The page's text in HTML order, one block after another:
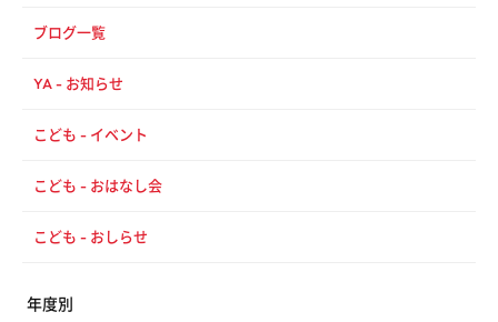
ブログ一覧
YA - お知らせ
こども - イベント
こども - おはなし会
こども - おしらせ
年度別